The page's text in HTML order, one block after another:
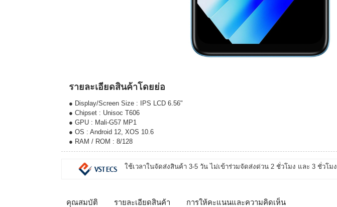
รายละเอียดสินค้าโดยย่อ
● Display/Screen Size : IPS LCD 6.56"
● Chipset : Unisoc T606
● GPU : Mali-G57 MP1
● OS : Android 12, XOS 10.6
● RAM / ROM : 8/128
ใช้เวลาในจัดส่งสินค้า 3-5 วัน ไม่เข้าร่วมจัดส่งด่วน 2 ชั่วโมง และ 3 ชั่วโมง
คุณสมบัติ รายละเอียดสินค้า การให้คะแนนและความคิดเห็น